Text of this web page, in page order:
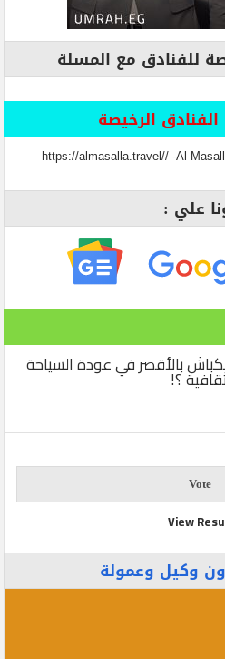
للفنادق مع المسلة
الرخيصة
https://almasalla.travel// -Al
علي :
بالأقصر في عودة السياحة
؟!
View
وكيل وعمولة